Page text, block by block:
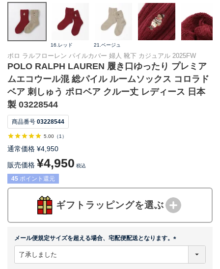
16.レッド 21.ベージュ
ポロ ラルフローレン パイルカバー 婦人 靴下 カジュアル 2025FW
POLO RALPH LAUREN 履き口ゆったり プレミア
ムエコウール混 総パイル ルームソックス コロラド
ベア 刺しゅう ポロベア クルー丈 レディース 日本
製 03228544
商品番号 03228544
5.00 （1 ）
通常価格 ¥4,950
販売価格 ¥4,950 税込
45 ポイント還元
ギフトラッピングを選ぶ
メール便規定サイズを超える場合、宅配便配送となります。